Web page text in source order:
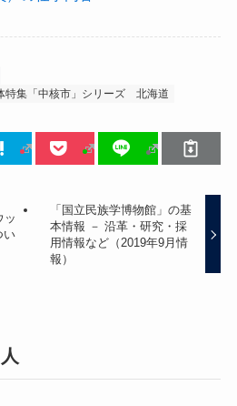
特集「中核市」シリーズ 北海道
ッ
い
「国立民族学博物館」の基
本情報 － 沿革・研究・採
用情報など（2019年9月情
報）